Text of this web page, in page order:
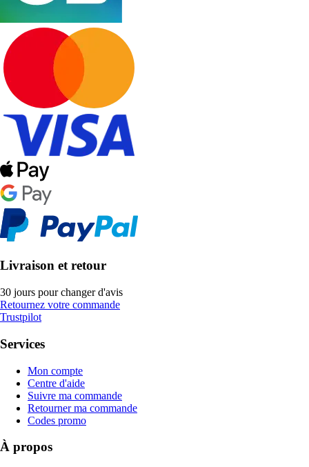
Livraison et retour
30 jours pour changer d'avis
Retournez votre commande
Trustpilot
Services
Mon compte
Centre d'aide
Suivre ma commande
Retourner ma commande
Codes promo
À propos